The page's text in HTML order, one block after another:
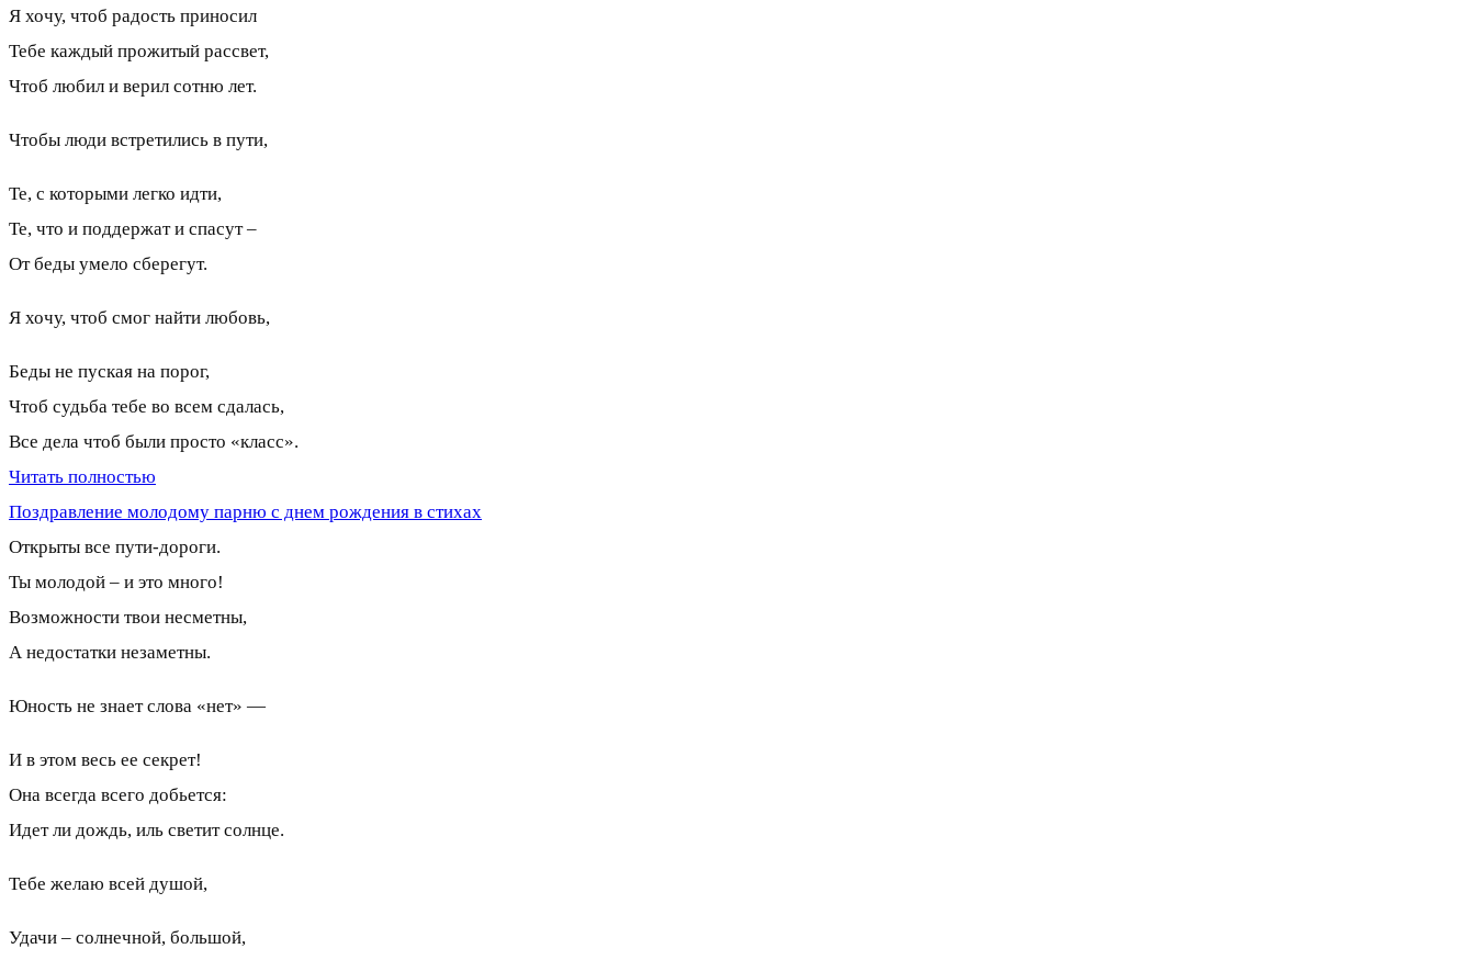
Я хочу, чтоб радость приносил
Тебе каждый прожитый рассвет,
Чтоб любил и верил сотню лет.
Чтобы люди встретились в пути,
Те, с которыми легко идти,
Те, что и поддержат и спасут –
От беды умело сберегут.
Я хочу, чтоб смог найти любовь,
Беды не пуская на порог,
Чтоб судьба тебе во всем сдалась,
Все дела чтоб были просто «класс».
Читать полностью
Поздравление молодому парню с днем рождения в стихах
Открыты все пути-дороги.
Ты молодой – и это много!
Возможности твои несметны,
А недостатки незаметны.
Юность не знает слова «нет» —
И в этом весь ее секрет!
Она всегда всего добьется:
Идет ли дождь, иль светит солнце.
Тебе желаю всей душой,
Удачи – солнечной, большой,